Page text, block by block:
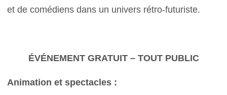
et de comédiens dans un univers rétro-futuriste.
ÉVÉNEMENT GRATUIT – TOUT PUBLIC
Animation et spectacles :